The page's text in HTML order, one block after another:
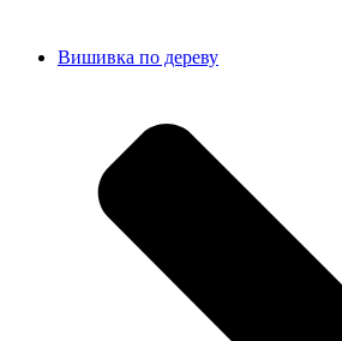
Вишивка по дереву